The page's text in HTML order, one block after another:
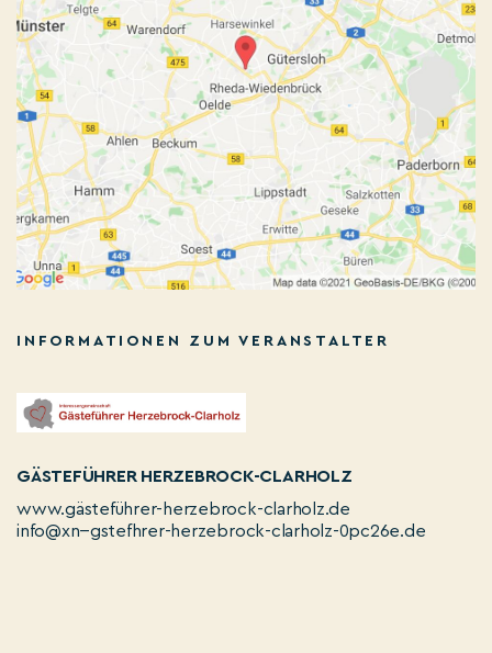
INFORMATIONEN ZUM VERANSTALTER
GÄSTEFÜHRER HERZEBROCK-CLARHOLZ
www.gästeführer-herzebrock-clarholz.de
info@xn--gstefhrer-herzebrock-clarholz-0pc26e.de